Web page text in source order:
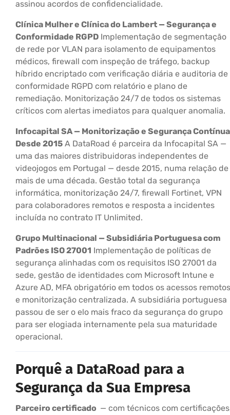
assinou acordos de confidencialidade.
Clínica Mulher e Clínica do Lambert — Segurança e
Conformidade RGPD Implementação de segmentação
de rede por VLAN para isolamento de equipamentos
médicos, firewall com inspeção de tráfego, backup
híbrido encriptado com verificação diária e auditoria de
conformidade RGPD com relatório e plano de
remediação. Monitorização 24/7 de todos os sistemas
críticos com alertas imediatos para qualquer anomalia.
Infocapital SA — Monitorização e Segurança Contínua
Desde 2015 A DataRoad é parceira da Infocapital SA —
uma das maiores distribuidoras independentes de
videojogos em Portugal — desde 2015, numa relação de
mais de uma década. Gestão total da segurança
informática, monitorização 24/7, firewall Fortinet, VPN
para colaboradores remotos e resposta a incidentes
incluída no contrato IT Unlimited.
Grupo Multinacional — Subsidiária Portuguesa com
Padrões ISO 27001 Implementação de políticas de
segurança alinhadas com os requisitos ISO 27001 da
sede, gestão de identidades com Microsoft Intune e
Azure AD, MFA obrigatório em todos os acessos remotos
e monitorização centralizada. A subsidiária portuguesa
passou de ser o elo mais fraco da segurança do grupo
para ser elogiada internamente pela sua maturidade
operacional.
Porquê a DataRoad para a
Segurança da Sua Empresa
Parceiro certificado — com técnicos com